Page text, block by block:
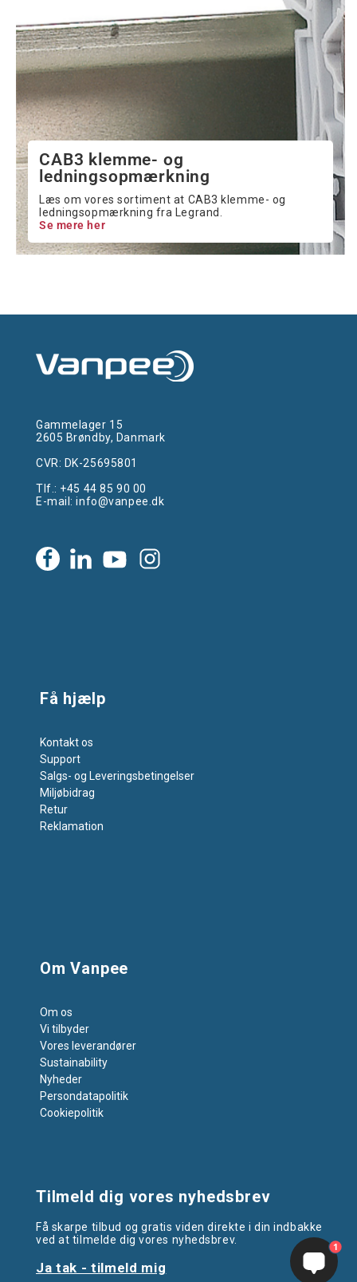
CAB3 klemme- og
ledningsopmærkning
Læs om vores sortiment at CAB3 klemme- og
ledningsopmærkning fra Legrand.
Se mere her
Gammelager 15
2605 Brøndby, Danmark
CVR: DK-25695801
Tlf.: +45 44 85 90 00
E-mail:info@vanpee.dk
Få hjælp
Kontakt os
Support
Salgs- og Leveringsbetingelser
Miljøbidrag
Retur
Reklamation
Om Vanpee
Om os
Vi tilbyder
Vores leverandører
Sustainability
Nyheder
Persondatapolitik
Cookiepolitik
Tilmeld dig vores nyhedsbrev
Få skarpe tilbud og gratis viden direkte i din indbakke
ved at tilmelde dig vores nyhedsbrev.
Ja tak - tilmeld mig
1